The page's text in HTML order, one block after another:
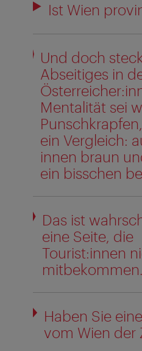
Ist Wien
Und doch
Abseitiges in
Mentalität sei
ein Vergleich:
innen braun
ein bisschen
Das ist
eine Seite, die
Tourist:innen
mitbekommen.
Haben Sie
vom Wien der